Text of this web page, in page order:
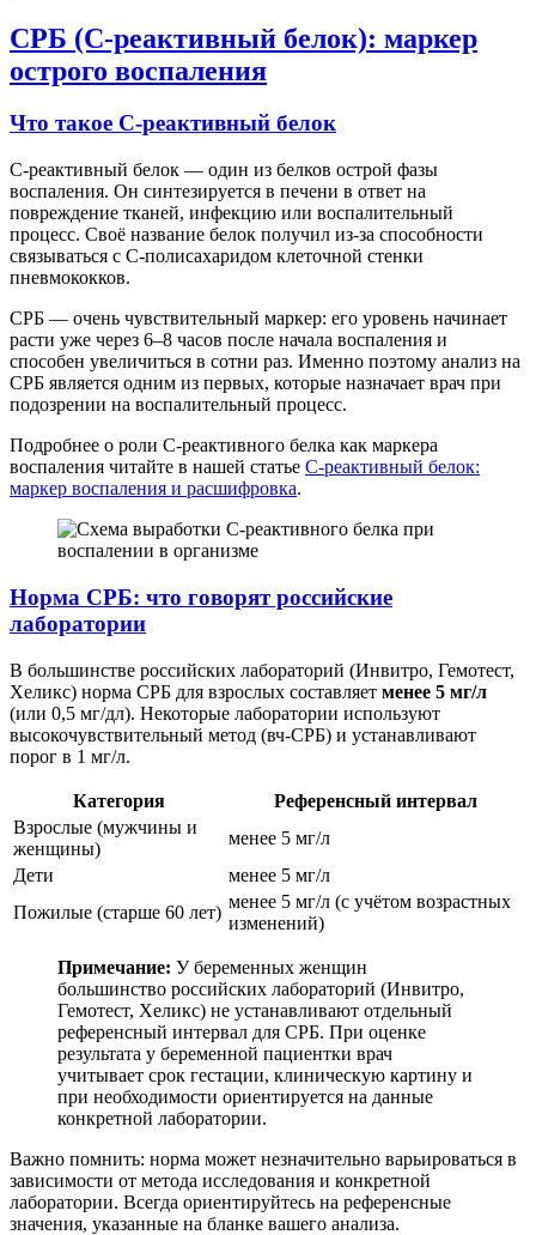
СРБ (С-реактивный белок): маркер
острого воспаления
Что такое С-реактивный белок
С-реактивный белок — один из белков острой фазы
воспаления. Он синтезируется в печени в ответ на
повреждение тканей, инфекцию или воспалительный
процесс. Своё название белок получил из-за способности
связываться с С-полисахаридом клеточной стенки
пневмококков.
СРБ — очень чувствительный маркер: его уровень начинает
расти уже через 6–8 часов после начала воспаления и
способен увеличиться в сотни раз. Именно поэтому анализ на
СРБ является одним из первых, которые назначает врач при
подозрении на воспалительный процесс.
Подробнее о роли С-реактивного белка как маркера
воспаления читайте в нашей статье С-реактивный белок:
маркер воспаления и расшифровка.
Норма СРБ: что говорят российские
лаборатории
В большинстве российских лабораторий (Инвитро, Гемотест,
Хеликс) норма СРБ для взрослых составляет менее 5 мг/л
(или 0,5 мг/дл). Некоторые лаборатории используют
высокочувствительный метод (вч-СРБ) и устанавливают
порог в 1 мг/л.
Категория
Референсный интервал
Взрослые (мужчины и
женщины)
менее 5 мг/л
Дети
менее 5 мг/л
Пожилые (старше 60 лет)
менее 5 мг/л (с учётом возрастных
изменений)
Примечание: У беременных женщин
большинство российских лабораторий (Инвитро,
Гемотест, Хеликс) не устанавливают отдельный
референсный интервал для СРБ. При оценке
результата у беременной пациентки врач
учитывает срок гестации, клиническую картину и
при необходимости ориентируется на данные
конкретной лаборатории.
Важно помнить: норма может незначительно варьироваться в
зависимости от метода исследования и конкретной
лаборатории. Всегда ориентируйтесь на референсные
значения, указанные на бланке вашего анализа.